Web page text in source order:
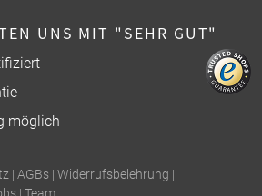
UNS MIT "SEHR GUT"
möglich
| AGBs | Widerrufsbelehrung |